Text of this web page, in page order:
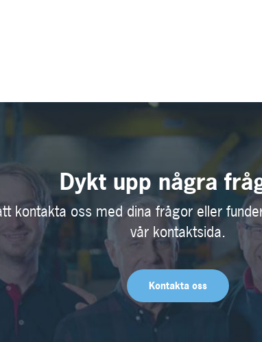
Dykt upp några
kontakta oss med dina frågor eller
vår kontaktsida.
Kontakta oss